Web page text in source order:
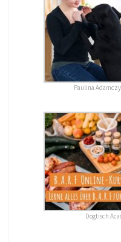
Paulina
Dogtisch